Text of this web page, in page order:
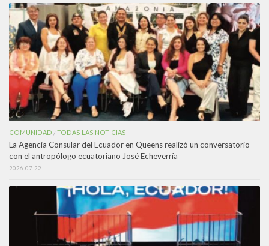
COMUNIDAD /TODAS LAS NOTICIAS
La Agencia Consular del Ecuador en Queens realizó un conversatorio
con el antropólogo ecuatoriano José Echeverría
2026-07-22